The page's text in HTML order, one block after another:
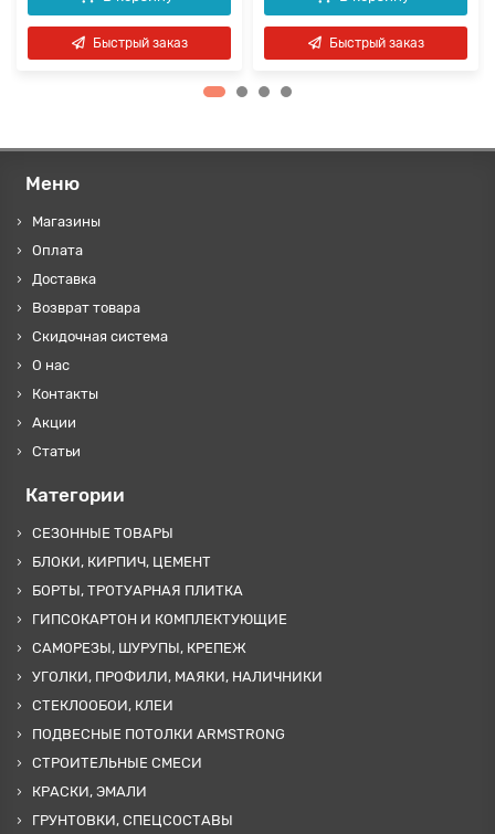
Быстрый заказ Быстрый заказ
Меню
Магазины
Оплата
Доставка
Возврат товара
Скидочная система
О нас
Контакты
Акции
Статьи
Категории
СЕЗОННЫЕ ТОВАРЫ
БЛОКИ, КИРПИЧ, ЦЕМЕНТ
БОРТЫ, ТРОТУАРНАЯ ПЛИТКА
ГИПСОКАРТОН И КОМПЛЕКТУЮЩИЕ
САМОРЕЗЫ, ШУРУПЫ, КРЕПЕЖ
УГОЛКИ, ПРОФИЛИ, МАЯКИ, НАЛИЧНИКИ
СТЕКЛООБОИ, КЛЕИ
ПОДВЕСНЫЕ ПОТОЛКИ ARMSTRONG
СТРОИТЕЛЬНЫЕ СМЕСИ
КРАСКИ, ЭМАЛИ
ГРУНТОВКИ, СПЕЦСОСТАВЫ